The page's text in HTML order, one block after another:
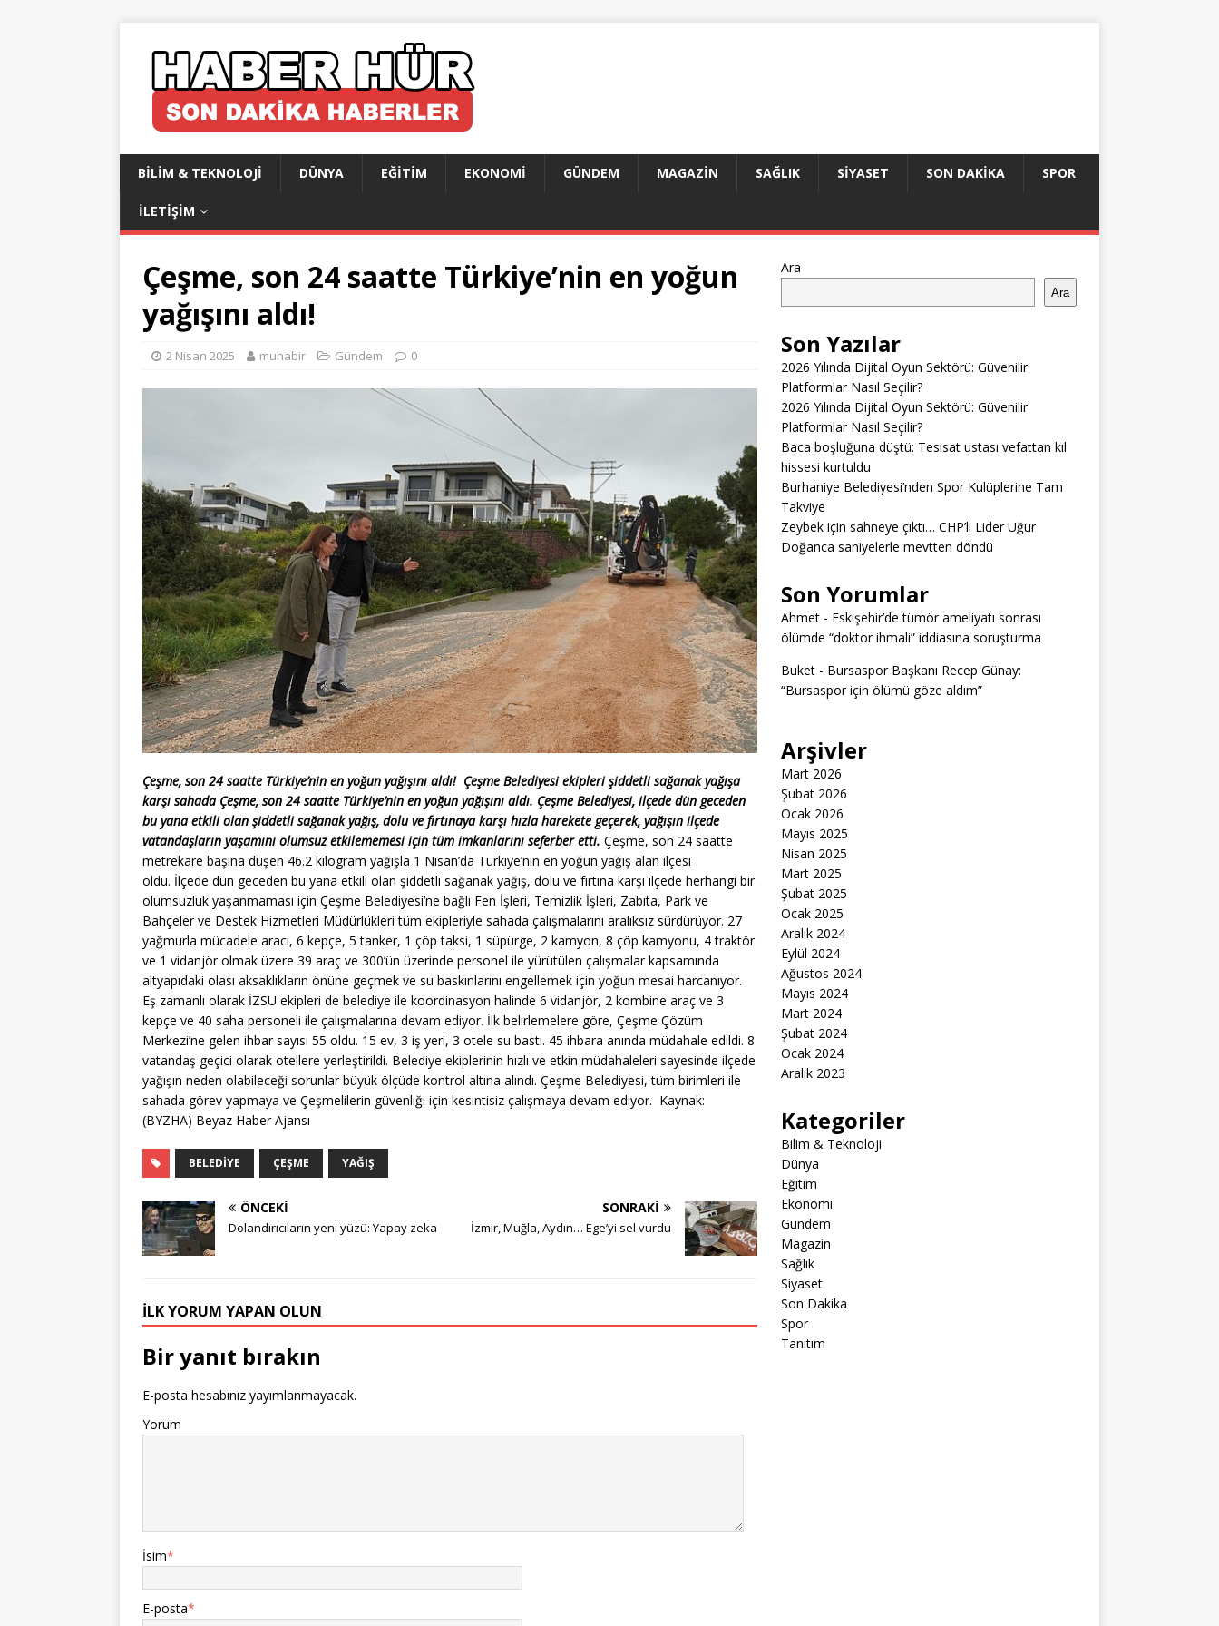
BILIM & TEKNOLOJI DÜNYA EĞITIM EKONOMI GÜNDEM MAGAZIN SAĞLIK SIYASET SON DAKIKA SPOR
İLETIŞIM
Çeşme, son 24 saatte Türkiye’nin en yoğun
yağışını aldı!
2 Nisan 2025 muhabir Gündem 0
Çeşme, son 24 saatte Türkiye’nin en yoğun yağışını aldı! Çeşme Belediyesi ekipleri şiddetli sağanak yağışa
karşı sahada Çeşme, son 24 saatte Türkiye’nin en yoğun yağışını aldı. Çeşme Belediyesi, ilçede dün geceden
bu yana etkili olan şiddetli sağanak yağış, dolu ve fırtınaya karşı hızla harekete geçerek, yağışın ilçede
vatandaşların yaşamını olumsuz etkilememesi için tüm imkanlarını seferber etti. Çeşme, son 24 saatte
metrekare başına düşen 46.2 kilogram yağışla 1 Nisan’da Türkiye’nin en yoğun yağış alan ilçesi
oldu. İlçede dün geceden bu yana etkili olan şiddetli sağanak yağış, dolu ve fırtına karşı ilçede herhangi bir
olumsuzluk yaşanmaması için Çeşme Belediyesi’ne bağlı Fen İşleri, Temizlik İşleri, Zabıta, Park ve
Bahçeler ve Destek Hizmetleri Müdürlükleri tüm ekipleriyle sahada çalışmalarını aralıksız sürdürüyor. 27
yağmurla mücadele aracı, 6 kepçe, 5 tanker, 1 çöp taksi, 1 süpürge, 2 kamyon, 8 çöp kamyonu, 4 traktör
ve 1 vidanjör olmak üzere 39 araç ve 300’ün üzerinde personel ile yürütülen çalışmalar kapsamında
altyapıdaki olası aksaklıkların önüne geçmek ve su baskınlarını engellemek için yoğun mesai harcanıyor.
Eş zamanlı olarak İZSU ekipleri de belediye ile koordinasyon halinde 6 vidanjör, 2 kombine araç ve 3
kepçe ve 40 saha personeli ile çalışmalarına devam ediyor. İlk belirlemelere göre, Çeşme Çözüm
Merkezi’ne gelen ihbar sayısı 55 oldu. 15 ev, 3 iş yeri, 3 otele su bastı. 45 ihbara anında müdahale edildi. 8
vatandaş geçici olarak otellere yerleştirildi. Belediye ekiplerinin hızlı ve etkin müdahaleleri sayesinde ilçede
yağışın neden olabileceği sorunlar büyük ölçüde kontrol altına alındı. Çeşme Belediyesi, tüm birimleri ile
sahada görev yapmaya ve Çeşmelilerin güvenliği için kesintisiz çalışmaya devam ediyor. Kaynak:
(BYZHA) Beyaz Haber Ajansı
BELEDIYE ÇEŞME YAĞIŞ
ÖNCEKI
Dolandırıcıların yeni yüzü: Yapay zeka
SONRAKI
İzmir, Muğla, Aydın… Ege’yi sel vurdu
İLK YORUM YAPAN OLUN
Bir yanıt bırakın
E-posta hesabınız yayımlanmayacak.
Yorum
İsim*
E-posta*
Ara
Ara
Son Yazılar
2026 Yılında Dijital Oyun Sektörü: Güvenilir
Platformlar Nasıl Seçilir?
2026 Yılında Dijital Oyun Sektörü: Güvenilir
Platformlar Nasıl Seçilir?
Baca boşluğuna düştü: Tesisat ustası vefattan kıl
hissesi kurtuldu
Burhaniye Belediyesi’nden Spor Kulüplerine Tam
Takviye
Zeybek için sahneye çıktı… CHP’li Lider Uğur
Doğanca saniyelerle mevtten döndü
Son Yorumlar
Ahmet- Eskişehir’de tümör ameliyatı sonrası
ölümde “doktor ihmali” iddiasına soruşturma
Buket- Bursaspor Başkanı Recep Günay:
“Bursaspor için ölümü göze aldım”
Arşivler
Mart 2026
Şubat 2026
Ocak 2026
Mayıs 2025
Nisan 2025
Mart 2025
Şubat 2025
Ocak 2025
Aralık 2024
Eylül 2024
Ağustos 2024
Mayıs 2024
Mart 2024
Şubat 2024
Ocak 2024
Aralık 2023
Kategoriler
Bilim & Teknoloji
Dünya
Eğitim
Ekonomi
Gündem
Magazin
Sağlık
Siyaset
Son Dakika
Spor
Tanıtım